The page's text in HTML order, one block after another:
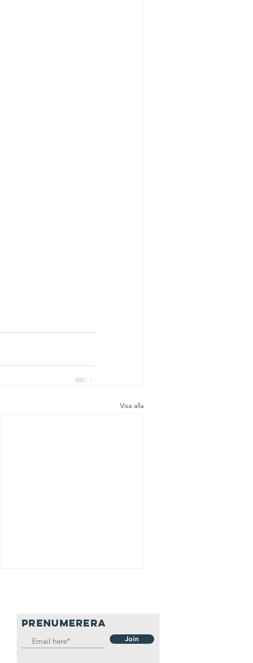
Visa alla
PRENUMERERA
Join